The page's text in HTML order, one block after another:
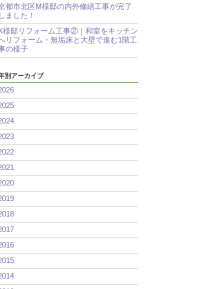
都市北区M様邸の内外修繕工事が完了
しました！
様邸リフォーム工事②｜和室をキッチン
リフォーム・無垢床と大壁で進む1階工
の様子
別アーカイブ